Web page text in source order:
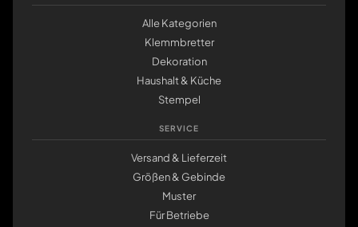
Alle Kategorien
Klemmbretter
Dekoration
Haushalt & Küche
Stempel
SERVICE
Versand & Lieferzeit
Größen & Gebinde
Muster
Für Betriebe